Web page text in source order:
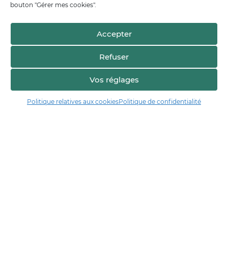
bouton "Gérer mes cookies".
Accepter
Refuser
Vos réglages
Politique relatives aux cookiesPolitique de confidentialité
Voir sur la carte